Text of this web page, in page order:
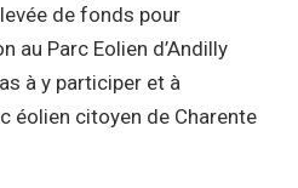
de fonds pour
au Parc Eolien d’Andilly
à y participer et à
éolien citoyen de Charente